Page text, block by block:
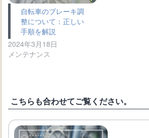
自転車のブレーキ調
整について：正しい
手順を解説
2024年3月18日
メンテナンス
こちらも合わせてご覧ください。